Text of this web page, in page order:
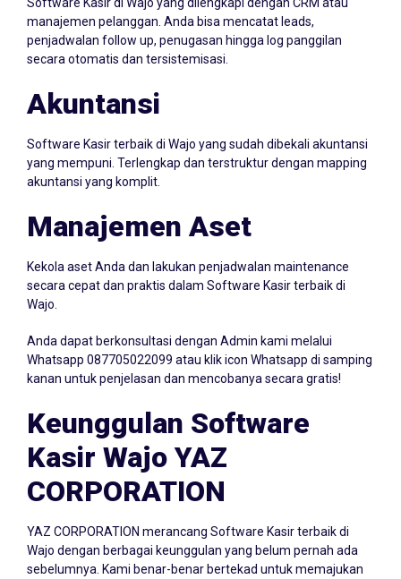
manajemen pelanggan. Anda bisa mencatat leads,
penjadwalan follow up, penugasan hingga log panggilan
secara otomatis dan tersistemisasi.
Akuntansi
yang mempuni. Terlengkap dan terstruktur dengan mapping
akuntansi yang komplit.
Manajemen Aset
secara cepat dan praktis dalam Software Kasir terbaik di
Wajo.
Whatsapp087705022099 atau klik icon Whatsapp di samping
kanan untuk penjelasan dan mencobanya secara gratis!
Keunggulan Software
Kasir Wajo YAZ
CORPORATION
Wajo dengan berbagai keunggulan yang belum pernah ada
sebelumnya. Kami benar-benar bertekad untuk memajukan
usaha di Wajo